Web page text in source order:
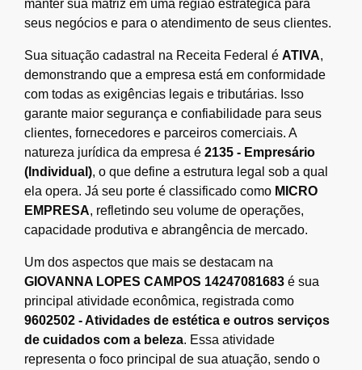
manter sua matriz em uma região estratégica para
seus negócios e para o atendimento de seus clientes.
Sua situação cadastral na Receita Federal é ATIVA,
demonstrando que a empresa está em conformidade
com todas as exigências legais e tributárias. Isso
garante maior segurança e confiabilidade para seus
clientes, fornecedores e parceiros comerciais. A
natureza jurídica da empresa é 2135 - Empresário
(Individual), o que define a estrutura legal sob a qual
ela opera. Já seu porte é classificado como MICRO
EMPRESA, refletindo seu volume de operações,
capacidade produtiva e abrangência de mercado.
Um dos aspectos que mais se destacam na
GIOVANNA LOPES CAMPOS 14247081683 é sua
principal atividade econômica, registrada como
9602502 - Atividades de estética e outros serviços
de cuidados com a beleza. Essa atividade
representa o foco principal de sua atuação, sendo o